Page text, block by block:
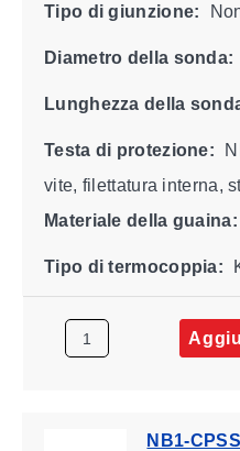
Tipo di giunzione:
Diametro della sonda:
Lunghezza della
Testa di protezione:
vite, filettatura interna,
Materiale della guaina:
Tipo di termocoppia:
NB1-